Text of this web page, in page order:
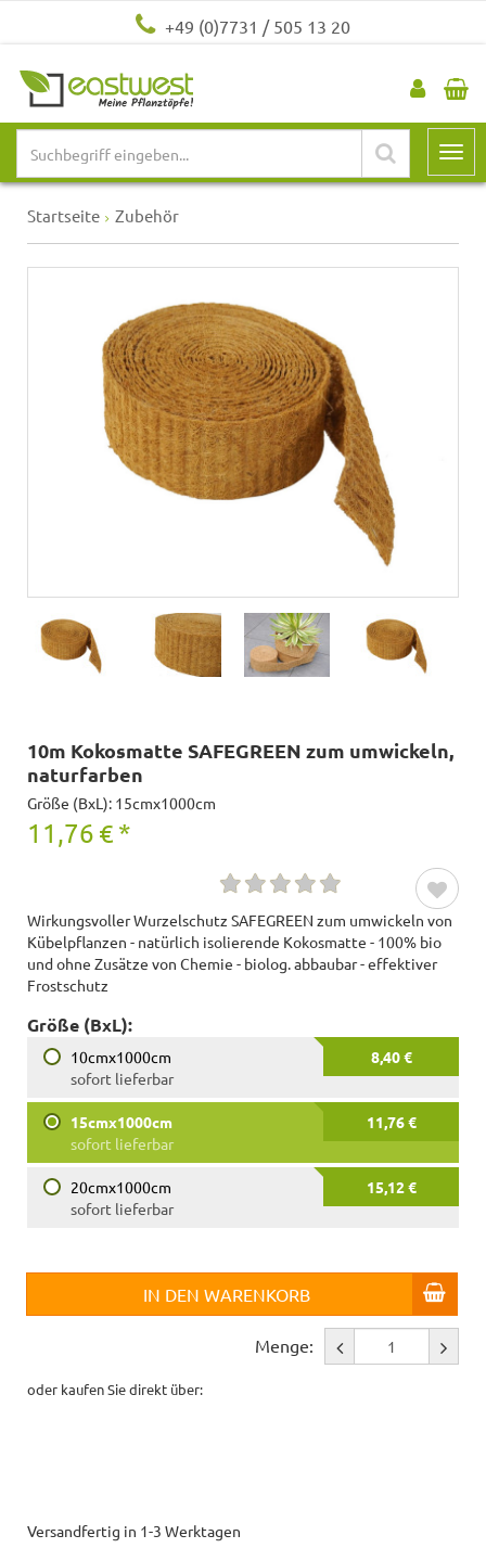
+49 (0)7731 / 505 13 20
Startseite Zubehör
10m Kokosmatte SAFEGREEN zum umwickeln,
naturfarben
Größe (BxL): 15cmx1000cm
11,76 € *
Wirkungsvoller Wurzelschutz SAFEGREEN zum umwickeln von
Kübelpflanzen - natürlich isolierende Kokosmatte - 100% bio
und ohne Zusätze von Chemie - biolog. abbaubar - effektiver
Frostschutz
Größe (BxL):
10cmx1000cm
8,40 €
sofort lieferbar
15cmx1000cm
11,76 €
sofort lieferbar
20cmx1000cm
15,12 €
sofort lieferbar
IN DEN WARENKORB
Menge:
oder kaufen Sie direkt über:
Versandfertig in 1-3 Werktagen